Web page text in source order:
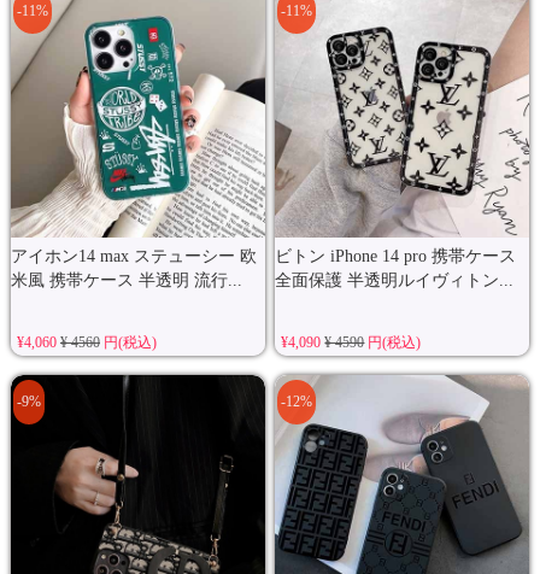
アイホン14 max ステューシー 欧
米風 携帯ケース 半透明 流行...
-11%
¥4,060 ¥ 4560円(税込)
ビトン iPhone 14 pro 携帯ケース
全面保護 半透明ルイヴィトン...
-11%
¥4,090¥ 4590円(税込)
-9% -12%